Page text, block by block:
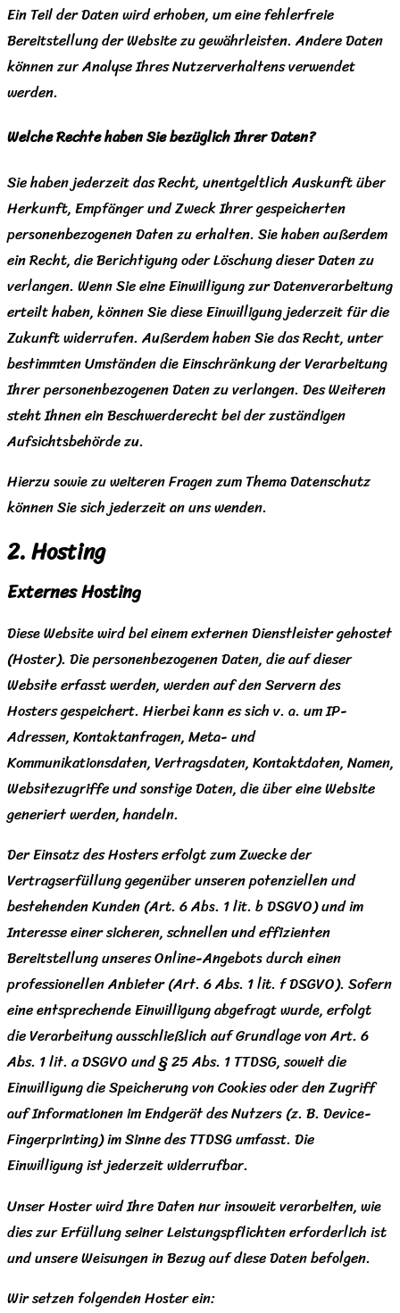
Ein Teil der Daten wird erhoben, um eine fehlerfreie
Bereitstellung der Website zu gewährleisten. Andere Daten
können zur Analyse Ihres Nutzerverhaltens verwendet
werden.
Welche Rechte haben Sie bezüglich Ihrer Daten?
Sie haben jederzeit das Recht, unentgeltlich Auskunft über
Herkunft, Empfänger und Zweck Ihrer gespeicherten
personenbezogenen Daten zu erhalten. Sie haben außerdem
ein Recht, die Berichtigung oder Löschung dieser Daten zu
verlangen. Wenn Sie eine Einwilligung zur Datenverarbeitung
erteilt haben, können Sie diese Einwilligung jederzeit für die
Zukunft widerrufen. Außerdem haben Sie das Recht, unter
bestimmten Umständen die Einschränkung der Verarbeitung
Ihrer personenbezogenen Daten zu verlangen. Des Weiteren
steht Ihnen ein Beschwerderecht bei der zuständigen
Aufsichtsbehörde zu.
Hierzu sowie zu weiteren Fragen zum Thema Datenschutz
können Sie sich jederzeit an uns wenden.
2. Hosting
Externes Hosting
Diese Website wird bei einem externen Dienstleister gehostet
(Hoster). Die personenbezogenen Daten, die auf dieser
Website erfasst werden, werden auf den Servern des
Hosters gespeichert. Hierbei kann es sich v. a. um IP-
Adressen, Kontaktanfragen, Meta- und
Kommunikationsdaten, Vertragsdaten, Kontaktdaten, Namen,
Websitezugriffe und sonstige Daten, die über eine Website
generiert werden, handeln.
Der Einsatz des Hosters erfolgt zum Zwecke der
Vertragserfüllung gegenüber unseren potenziellen und
bestehenden Kunden (Art. 6 Abs. 1 lit. b DSGVO) und im
Interesse einer sicheren, schnellen und effizienten
Bereitstellung unseres Online-Angebots durch einen
professionellen Anbieter (Art. 6 Abs. 1 lit. f DSGVO). Sofern
eine entsprechende Einwilligung abgefragt wurde, erfolgt
die Verarbeitung ausschließlich auf Grundlage von Art. 6
Abs. 1 lit. a DSGVO und § 25 Abs. 1 TTDSG, soweit die
Einwilligung die Speicherung von Cookies oder den Zugriff
auf Informationen im Endgerät des Nutzers (z. B. Device-
Fingerprinting) im Sinne des TTDSG umfasst. Die
Einwilligung ist jederzeit widerrufbar.
Unser Hoster wird Ihre Daten nur insoweit verarbeiten, wie
dies zur Erfüllung seiner Leistungspflichten erforderlich ist
und unsere Weisungen in Bezug auf diese Daten befolgen.
Wir setzen folgenden Hoster ein: